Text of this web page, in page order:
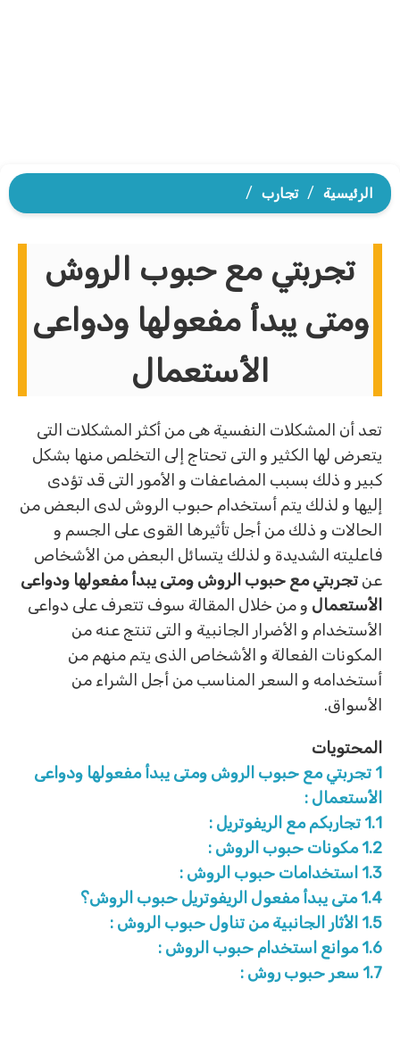
الرئيسية / تجارب /
تجربتي مع حبوب الروش
ومتى يبدأ مفعولها ودواعى
الأستعمال
تعد أن المشكلات النفسية هى من أكثر المشكلات التى
يتعرض لها الكثير و التى تحتاج إلى التخلص منها بشكل
كبير و ذلك بسبب المضاعفات و الأمور التى قد تؤدى
إليها و لذلك يتم أستخدام حبوب الروش لدى البعض من
الحالات و ذلك من أجل تأثيرها القوى على الجسم و
فاعليته الشديدة و لذلك يتسائل البعض من الأشخاص
عن تجربتي مع حبوب الروش ومتى يبدأ مفعولها ودواعى
الأستعمال و من خلال المقالة سوف تتعرف على دواعى
الأستخدام و الأضرار الجانبية و التى تنتج عنه من
المكونات الفعالة و الأشخاص الذى يتم منهم من
أستخدامه و السعر المناسب من أجل الشراء من
الأسواق.
المحتويات
1 تجربتي مع حبوب الروش ومتى يبدأ مفعولها ودواعى
الأستعمال :
1.1 تجاربكم مع الريفوتريل :
1.2 مكونات حبوب الروش :
1.3 استخدامات حبوب الروش :
1.4 متى يبدأ مفعول الريفوتريل حبوب الروش؟
1.5 الأثار الجانبية من تناول حبوب الروش :
1.6 موانع استخدام حبوب الروش :
1.7 سعر حبوب روش :